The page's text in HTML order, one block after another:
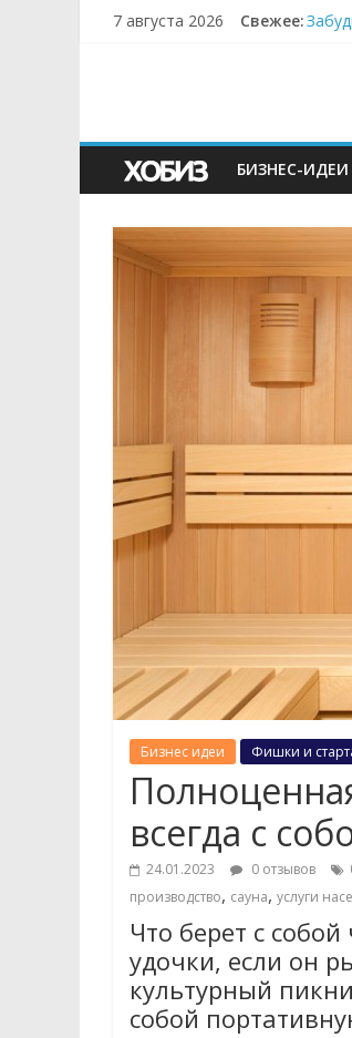
7 августа 2026 Свежее:
БИЗНЕС-ИДЕИ
Бизнес идеи Фишки и
всегда с
24.01.2023 0 отзывов
производство, сауна, услуги
Что берет с
удочки, если он
культурный
собой